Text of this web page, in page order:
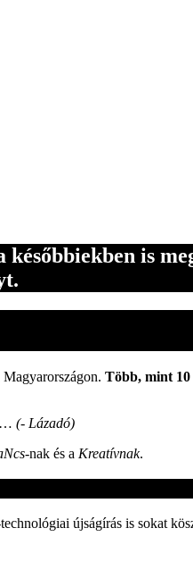
is
Magyarországon. Több, mint 10
(- Lázadó)
-nak és a Kreatívnak.
újságírás is sokat